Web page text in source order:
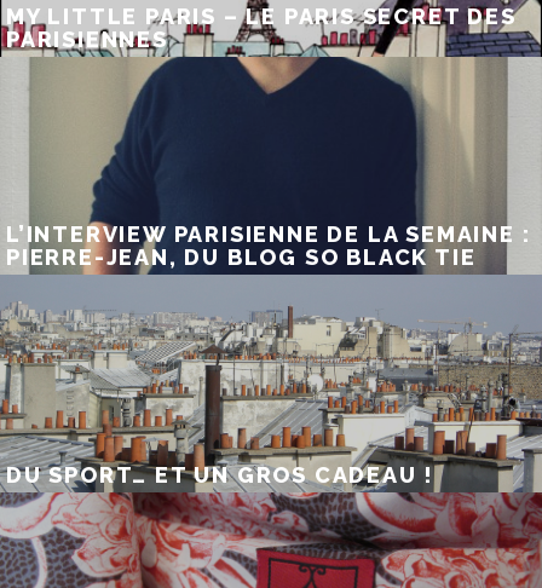
MY LITTLE PARIS – LE PARIS SECRET DES
PARISIENNES
L’INTERVIEW PARISIENNE DE LA SEMAINE :
PIERRE-JEAN, DU BLOG SO BLACK TIE
DU SPORT… ET UN GROS CADEAU !